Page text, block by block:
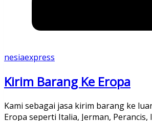
nesiaexpress
Kirim Barang Ke Eropa
Kami sebagai jasa kirim barang ke
Eropa seperti Italia, Jerman, Perancis,